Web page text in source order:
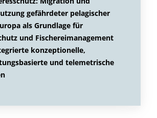
gefährdeter pelagischer
als Grundlage für
und Fischereimanagement
konzeptionelle,
und telemetrische